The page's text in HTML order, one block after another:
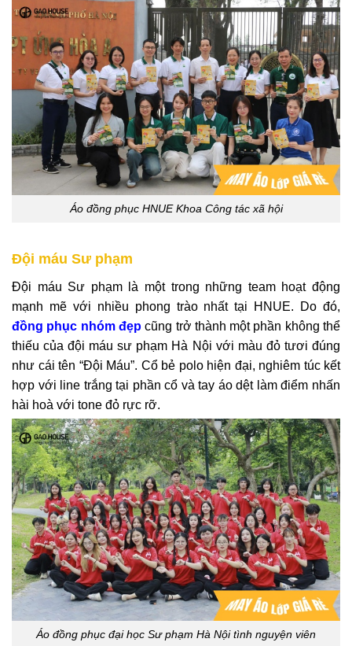
Áo đồng phục HNUE Khoa Công tác xã hội
Đội máu Sư phạm
Đội máu Sư phạm là một trong những team hoạt động
mạnh mẽ với nhiều phong trào nhất tại HNUE. Do đó,
đồng phục nhóm đẹpcũng trở thành một phần không thể
thiếu của đội máu sư phạm Hà Nội với màu đỏ tươi đúng
như cái tên “Đội Máu”. Cổ bẻ polo hiện đại, nghiêm túc kết
hợp với line trắng tại phần cổ và tay áo dệt làm điểm nhấn
hài hoà với tone đỏ rực rỡ.
Áo đồng phục đại học Sư phạm Hà Nội tình nguyện viên